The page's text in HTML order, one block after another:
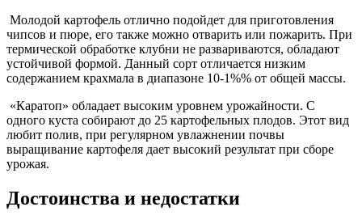
Молодой картофель отлично подойдет для приготовления
чипсов и пюре, его также можно отварить или пожарить. При
термической обработке клубни не развариваются, обладают
устойчивой формой. Данный сорт отличается низким
содержанием крахмала в диапазоне 10-1%% от общей массы.
«Каратоп» обладает высоким уровнем урожайности. С
одного куста собирают до 25 картофельных плодов. Этот вид
любит полив, при регулярном увлажнении почвы
выращивание картофеля дает высокий результат при сборе
урожая.
Достоинства и недостатки